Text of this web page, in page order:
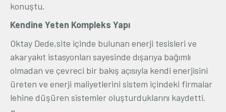
konuştu.
Kendine Yeten Kompleks Yapı
Oktay Dede,site içinde bulunan enerji tesisleri ve
akaryakıt istasyonları sayesinde dışarıya bağımlı
olmadan ve çevreci bir bakış açısıyla kendi enerjisini
üreten ve enerji maliyetlerini sistem içindeki firmalar
lehine düşüren sistemler oluşturduklarını kaydetti.